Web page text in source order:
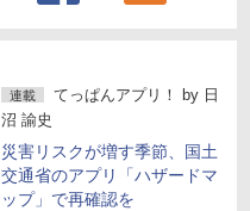
連載 てっぱんアプリ！ by 日
沼 諭史
災害リスクが増す季節、国土
交通省のアプリ「ハザードマ
ップ」で再確認を